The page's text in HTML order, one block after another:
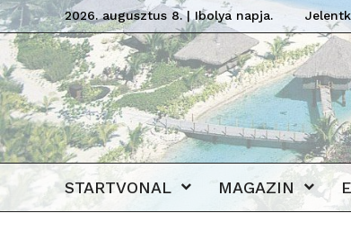
2026. augusztus 8. | Ibolya napja.
STARTVONAL MAGAZIN